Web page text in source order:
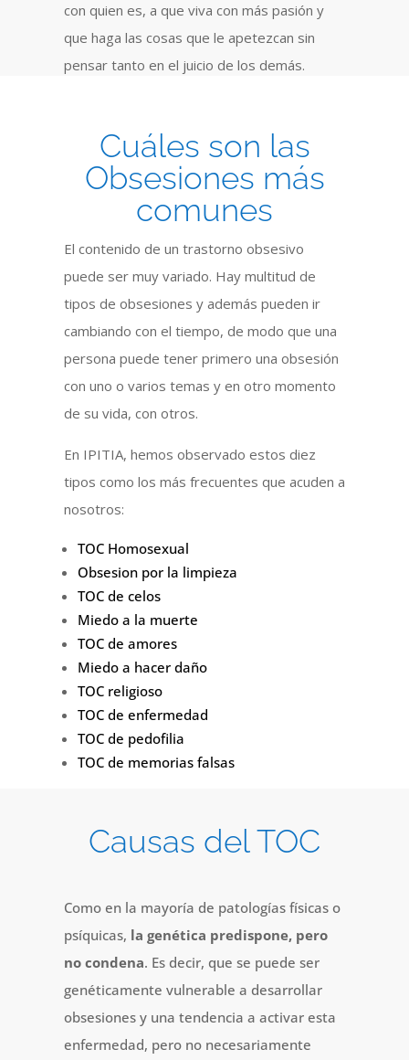
con quien es, a que viva con más pasión y
que haga las cosas que le apetezcan sin
pensar tanto en el juicio de los demás.
Cuáles son las
Obsesiones más
comunes
El contenido de un trastorno obsesivo
puede ser muy variado. Hay multitud de
tipos de obsesiones y además pueden ir
cambiando con el tiempo, de modo que una
persona puede tener primero una obsesión
con uno o varios temas y en otro momento
de su vida, con otros.
En IPITIA, hemos observado estos diez
tipos como los más frecuentes que acuden a
nosotros:
TOC Homosexual
Obsesion por la limpieza
TOC de celos
Miedo a la muerte
TOC de amores
Miedo a hacer daño
TOC religioso
TOC de enfermedad
TOC de pedofilia
TOC de memorias falsas
Causas del TOC
Como en la mayoría de patologías físicas o
psíquicas, la genética predispone, pero
no condena. Es decir, que se puede ser
genéticamente vulnerable a desarrollar
obsesiones y una tendencia a activar esta
enfermedad, pero no necesariamente